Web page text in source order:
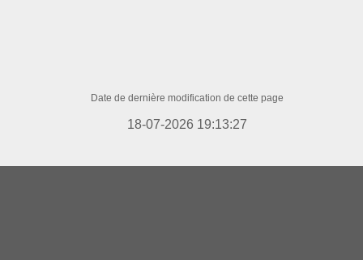
Date de dernière modification de cette page
18-07-2026 19:13:27